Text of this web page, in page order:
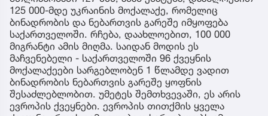
125 000-მდე უკრაინის მოქალაქე, რომელიც
ბინადრობის და ნებართვის გარეშე იმყოფება
საქართველოში. რჩება, დაახლოებით, 100 000
მიგრანტი ამის მიღმა. საიდან მოდის ეს
მაჩვენებელი - საქართველოში 96 ქვეყნის
მოქალაქეები სარგებლობენ 1 წლამდე ვადით
ბინადრობის ნებართვის გარეშე ყოფნის
შესაძლებლობით. უმეტეს შემთხვევაში, ეს არის
ევროპის ქვეყნები. ევროპის თითქმის ყველა